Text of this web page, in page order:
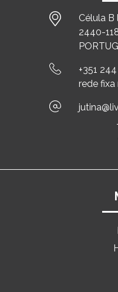
Célula
2440-
+351
rede fixa